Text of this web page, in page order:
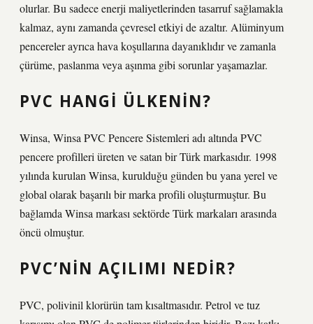
olurlar. Bu sadece enerji maliyetlerinden tasarruf sağlamakla
kalmaz, aynı zamanda çevresel etkiyi de azaltır. Alüminyum
pencereler ayrıca hava koşullarına dayanıklıdır ve zamanla
çürüme, paslanma veya aşınma gibi sorunlar yaşamazlar.
PVC HANGI ÜLKENIN?
Winsa, Winsa PVC Pencere Sistemleri adı altında PVC
pencere profilleri üreten ve satan bir Türk markasıdır. 1998
yılında kurulan Winsa, kurulduğu günden bu yana yerel ve
global olarak başarılı bir marka profili oluşturmuştur. Bu
bağlamda Winsa markası sektörde Türk markaları arasında
öncü olmuştur.
PVC’NIN AÇILIMI NEDIR?
PVC, polivinil klorürün tam kısaltmasıdır. Petrol ve tuz